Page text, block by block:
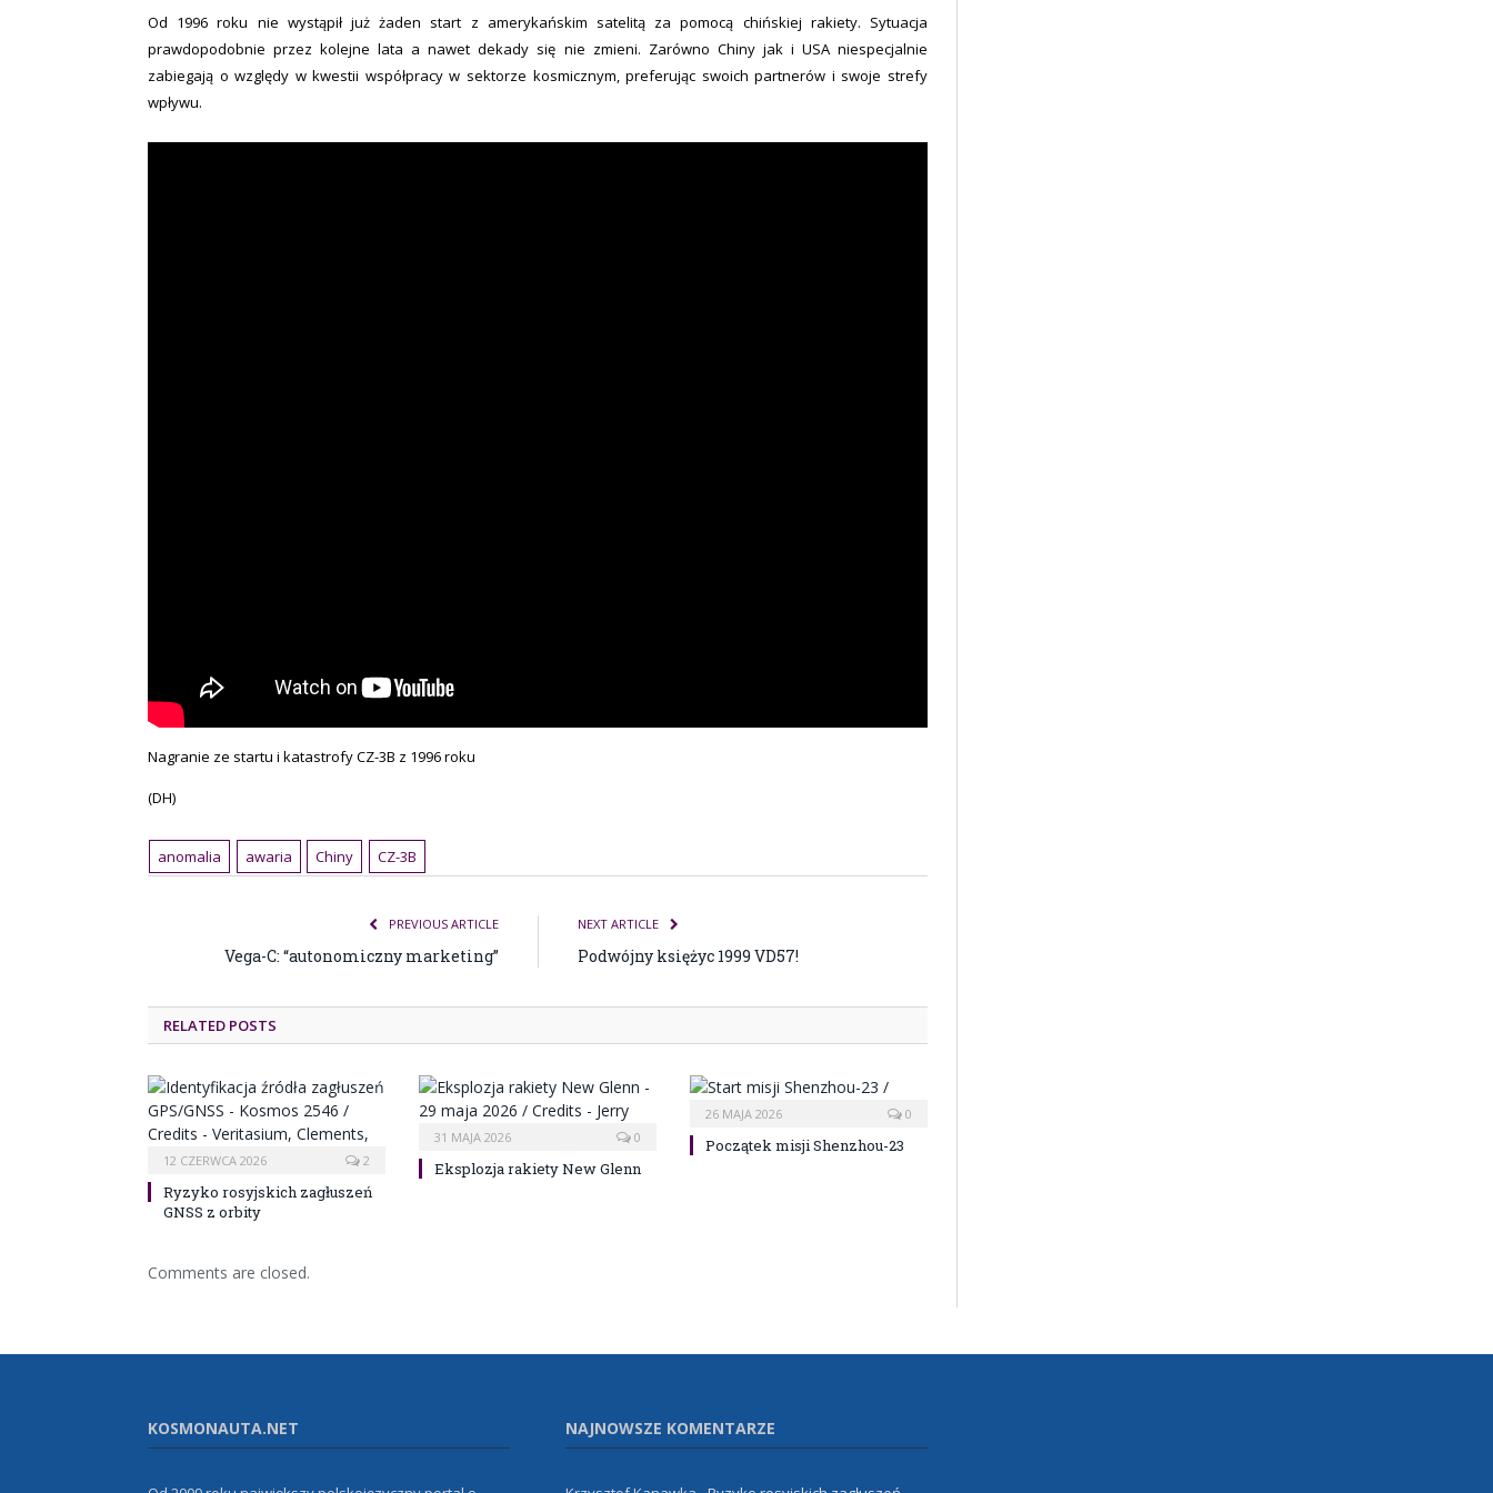
Od 1996 roku nie wystąpił już żaden start z amerykańskim satelitą za pomocą chińskiej rakiety. Sytuacja
prawdopodobnie przez kolejne lata a nawet dekady się nie zmieni. Zarówno Chiny jak i USA niespecjalnie
zabiegają o względy w kwestii współpracy w sektorze kosmicznym, preferując swoich partnerów i swoje strefy
wpływu.
Nagranie ze startu i katastrofy CZ-3B z 1996 roku
(DH)
anomalia awaria Chiny CZ-3B
PREVIOUS ARTICLE
Vega-C: “autonomiczny marketing”
NEXT ARTICLE
Podwójny księżyc 1999 VD57!
RELATED POSTS
12 CZERWCA 2026 2
Ryzyko rosyjskich zagłuszeń
GNSS z orbity
31 MAJA 2026 0
Eksplozja rakiety New Glenn
26 MAJA 2026 0
Początek misji Shenzhou-23
Comments are closed.
KOSMONAUTA.NET NAJNOWSZE KOMENTARZE